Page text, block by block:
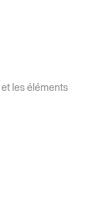
et les éléments